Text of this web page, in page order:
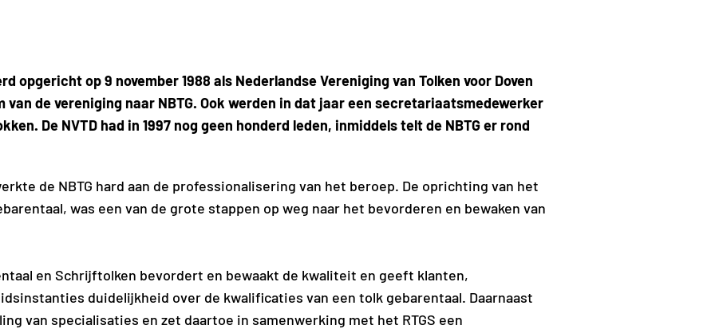
opgericht op 9 november 1988 als Nederlandse Vereniging van Tolken voor Doven
van de vereniging naar NBTG. Ook werden in dat jaar een secretariaatsmedewerker
De NVTD had in 1997 nog geen honderd leden, inmiddels telt de NBTG er rond
de NBTG hard aan de professionalisering van het beroep. De oprichting van het
was een van de grote stappen op weg naar het bevorderen en bewaken van
en Schrijftolken bevordert en bewaakt de kwaliteit en geeft klanten,
duidelijkheid over de kwalificaties van een tolk gebarentaal. Daarnaast
van specialisaties en zet daartoe in samenwerking met het RTGS een